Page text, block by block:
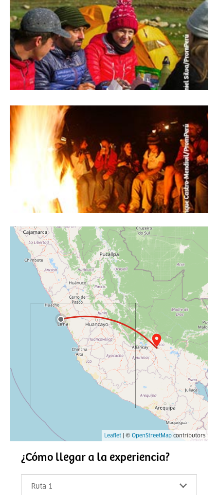
Leaflet | © OpenStreetMap contributors
¿Cómo llegar a la experiencia?
Ruta 1